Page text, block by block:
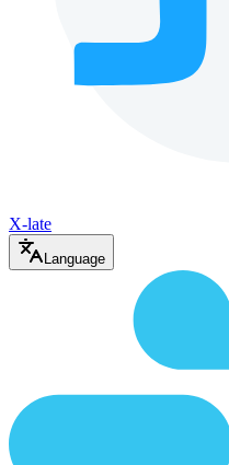
X-late
Language